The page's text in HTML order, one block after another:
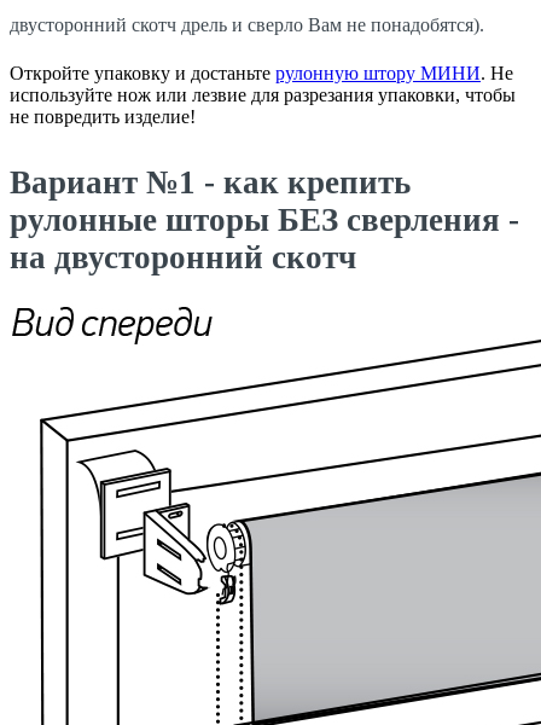
двусторонний скотч дрель и сверло Вам не понадобятся).
Откройте упаковку и достаньте рулонную штору МИНИ. Не
используйте нож или лезвие для разрезания упаковки, чтобы
не повредить изделие!
Вариант №1 - как крепить
рулонные шторы БЕЗ сверления -
на двусторонний скотч